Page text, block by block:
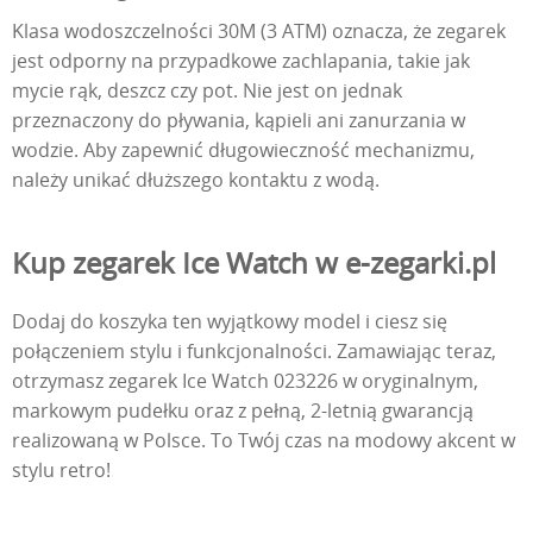
Klasa wodoszczelności 30M (3 ATM) oznacza, że zegarek
jest odporny na przypadkowe zachlapania, takie jak
mycie rąk, deszcz czy pot. Nie jest on jednak
przeznaczony do pływania, kąpieli ani zanurzania w
wodzie. Aby zapewnić długowieczność mechanizmu,
należy unikać dłuższego kontaktu z wodą.
Kup zegarek Ice Watch w e-zegarki.pl
Dodaj do koszyka ten wyjątkowy model i ciesz się
połączeniem stylu i funkcjonalności. Zamawiając teraz,
otrzymasz zegarek Ice Watch 023226 w oryginalnym,
markowym pudełku oraz z pełną, 2-letnią gwarancją
realizowaną w Polsce. To Twój czas na modowy akcent w
stylu retro!